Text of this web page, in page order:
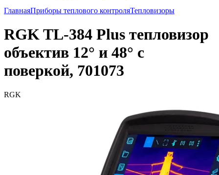
ГлавнаяПриборы теплового контроляТепловизоры
RGK TL-384 Plus тепловизор
объектив 12° и 48° с
поверкой, 701073
RGK